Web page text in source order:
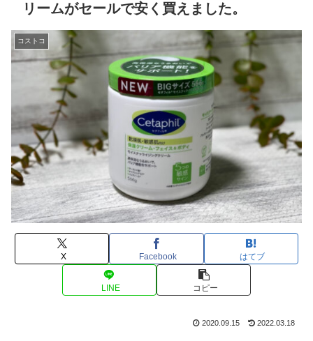
リームがセールで安く買えました。
コストコ
X Facebook はてブ
LINE コピー
2020.09.15 2022.03.18